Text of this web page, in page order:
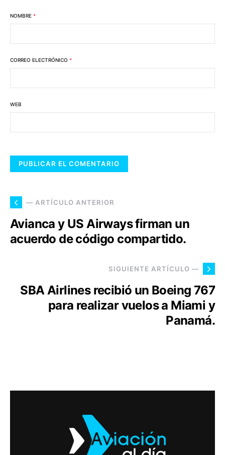
NOMBRE *
CORREO ELECTRÓNICO *
WEB
— ARTÍCULO ANTERIOR
Avianca y US Airways firman un
acuerdo de código compartido.
SIGUIENTE ARTÍCULO —
SBA Airlines recibió un Boeing 767
para realizar vuelos a Miami y
Panamá.